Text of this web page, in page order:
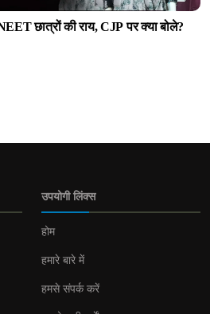
छात्रों की राय, CJP पर क्या बोले?
उपयोगी लिंक्स
होम
हमारे बारे में
हमसे संपर्क करें